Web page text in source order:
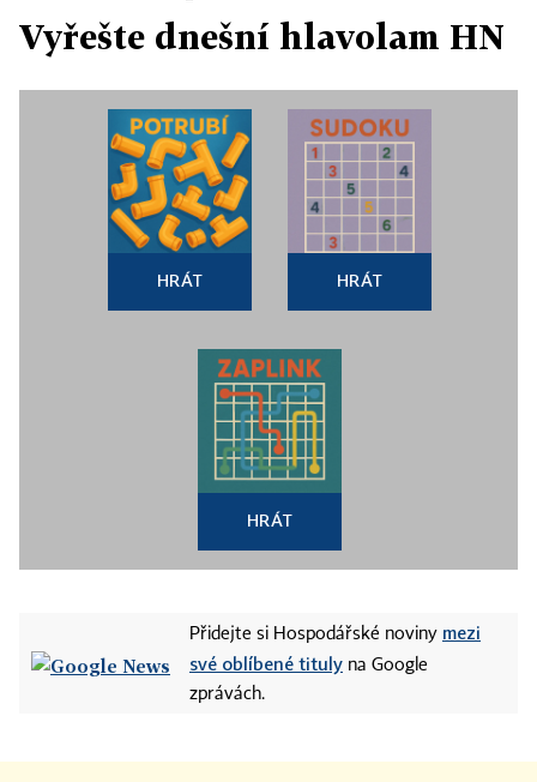
Vyřešte dnešní hlavolam HN
HRÁT HRÁT
HRÁT
Přidejte si Hospodářské noviny mezi
své oblíbené tituly na Google
zprávách.